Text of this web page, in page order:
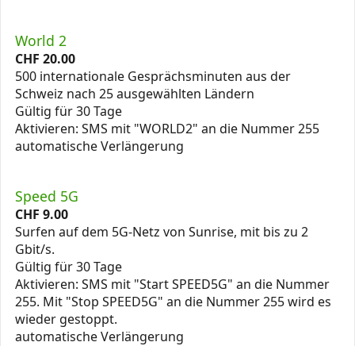
World 2
CHF 20.00
500 internationale Gesprächsminuten aus der
Schweiz nach 25 ausgewählten Ländern
Gültig für 30 Tage
Aktivieren: SMS mit "WORLD2" an die Nummer 255
automatische Verlängerung
Speed 5G
CHF 9.00
Surfen auf dem 5G-Netz von Sunrise, mit bis zu 2
Gbit/s.
Gültig für 30 Tage
Aktivieren: SMS mit "Start SPEED5G" an die Nummer
255. Mit "Stop SPEED5G" an die Nummer 255 wird es
wieder gestoppt.
automatische Verlängerung